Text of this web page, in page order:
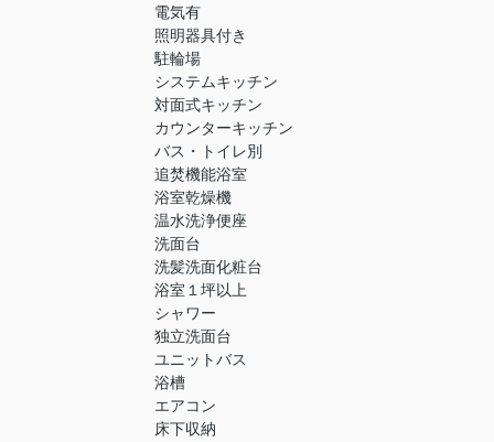
電気有
照明器具付き
駐輪場
システムキッチン
対面式キッチン
カウンターキッチン
バス・トイレ別
追焚機能浴室
浴室乾燥機
温水洗浄便座
洗面台
洗髪洗面化粧台
浴室１坪以上
シャワー
独立洗面台
ユニットバス
浴槽
エアコン
床下収納